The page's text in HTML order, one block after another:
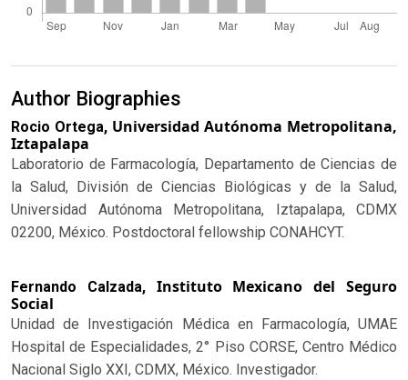
Author Biographies
Rocio Ortega, Universidad Autónoma Metropolitana,
Iztapalapa
Laboratorio de Farmacología, Departamento de Ciencias de
la Salud, División de Ciencias Biológicas y de la Salud,
Universidad Autónoma Metropolitana, Iztapalapa, CDMX
02200, México. Postdoctoral fellowship CONAHCYT.
Fernando Calzada, Instituto Mexicano del Seguro
Social
Unidad de Investigación Médica en Farmacología, UMAE
Hospital de Especialidades, 2° Piso CORSE, Centro Médico
Nacional Siglo XXI, CDMX, México. Investigador.